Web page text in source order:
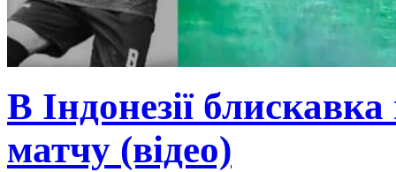
В Індонезії
матчу (відео)